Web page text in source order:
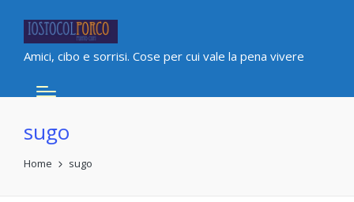
Amici, cibo e sorrisi. Cose per cui vale la pena vivere
sugo
Home sugo